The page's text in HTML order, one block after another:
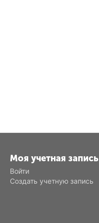
Моя учетная запись
Войти
Создать учетную запись